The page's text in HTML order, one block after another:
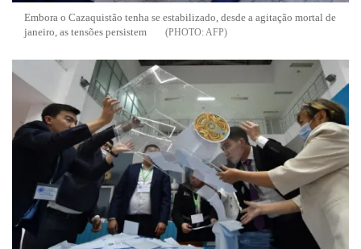
Embora o Cazaquistão tenha se estabilizado, desde a agitação mortal de
janeiro, as tensões persistem
AFP